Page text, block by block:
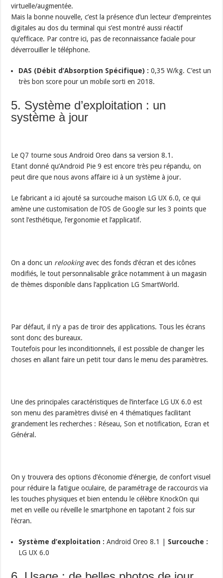
virtuelle/augmentée.
Mais la bonne nouvelle, c’est la présence d’un lecteur d’empreintes
digitales au dos du terminal qui s’est montré aussi réactif
qu’efficace. Par contre ici, pas de reconnaissance faciale pour
déverrouiller le téléphone.
DAS (Débit d’Absorption Spécifique) : 0,35 W/kg. C’est un
très bon score pour un mobile sorti en 2018.
5. Système d’exploitation : un
système à jour
Le Q7 tourne sous Android Oreo dans sa version 8.1.
Etant donné qu’Android Pie 9 est encore très peu répandu, on
peut dire que nous avons affaire ici à un système à jour.
Le fabricant a ici ajouté sa surcouche maison LG UX 6.0, ce qui
amène une customisation de l’OS de Google sur les 3 points que
sont l’esthétique, l’ergonomie et l’applicatif.
On a donc un relookingavec des fonds d’écran et des icônes
modifiés, le tout personnalisable grâce notamment à un magasin
de thèmes disponible dans l’application LG SmartWorld.
Par défaut, il n’y a pas de tiroir des applications. Tous les écrans
sont donc des bureaux.
Toutefois pour les inconditionnels, il est possible de changer les
choses en allant faire un petit tour dans le menu des paramètres.
Une des principales caractéristiques de l’interface LG UX 6.0 est
son menu des paramètres divisé en 4 thématiques facilitant
grandement les recherches : Réseau, Son et notification, Ecran et
Général.
On y trouvera des options d’économie d’énergie, de confort visuel
pour réduire la fatigue oculaire, de paramétrage de raccourcis via
les touches physiques et bien entendu le célèbre KnockOn qui
met en veille ou réveille le smartphone en tapotant 2 fois sur
l’écran.
Système d’exploitation : Android Oreo 8.1 | Surcouche :
LG UX 6.0